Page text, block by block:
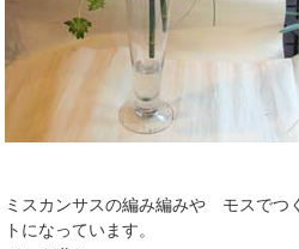
ミスカンサスの編み編みや モスで
トになっています。